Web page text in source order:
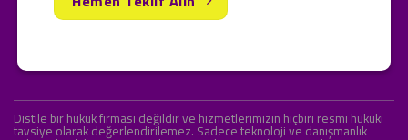
Distile bir hukuk firması değildir ve hizmetlerimizin hiçbiri resmi hukuki
tavsiye olarak değerlendirilemez. Sadece teknoloji ve danışmanlık